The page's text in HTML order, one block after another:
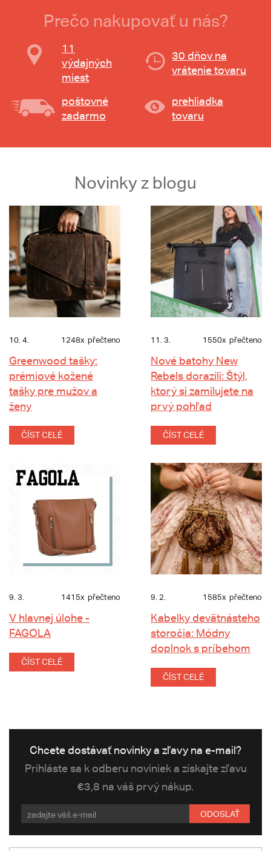
Prečo nakupovať u nás?
11
výdajných
miest
30 dňov na
vrátenie tovaru
poštovné
zadarmo
prehliadka
tovaru
Novinky z blogu
10. 4. 1248x přečteno
Greenwood tašky:
prémiové kožené
tašky pre mužov a
ženy
ČÍST CELÉ
11. 3. 1550x přečteno
Nové batohy New
Rebels dorazili: Štýl,
ktorý si zamilujete na
prvý pohľad
ČÍST CELÉ
9. 3. 1415x přečteno
V hlavnej úlohe -
FAGOLA
ČÍST CELÉ
9. 2. 1585x přečteno
Kabelky devätnásteho
storočia: Módny
doplnok s príbehom
ČÍST CELÉ
Chcete dostávať novinky a zľavy na e-mail?
Prihláste sa k odberu noviniek a získajte zľavu
€3,8 na váš prvý nákup.
ODOSLAŤ